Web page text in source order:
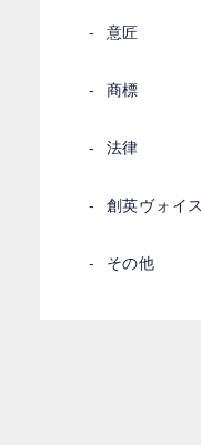
意匠
商標
法律
創英ヴォイ
その他